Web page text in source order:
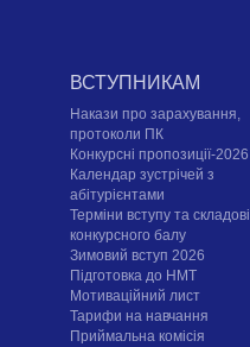
ВСТУПНИКАМ
Накази про зарахування,
протоколи ПК
Конкурсні пропозиції-2026
Календар зустрічей з
абітурієнтами
Терміни вступу та складові
конкурсного балу
Зимовий вступ 2026
Підготовка до НМТ
Мотиваційний лист
Тарифи на навчання
Приймальна комісія